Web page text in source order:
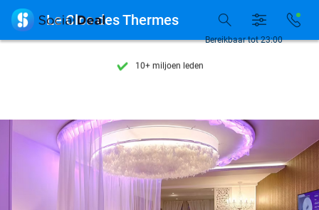
7 dagen per week beschikbaar
10+ miljoen leden
7 dagen per week beschikbaar
10+ miljoen leden
Bereikbaar tot 23:00
 Le Clos des Thermes